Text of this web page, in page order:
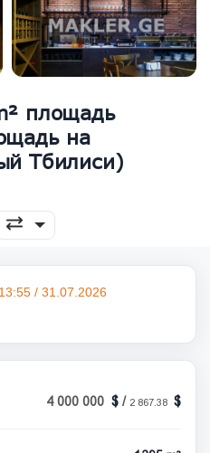
площадь
на
Тбилиси)
13:55 / 31.07.2026
4 000 000 / 2 867.38